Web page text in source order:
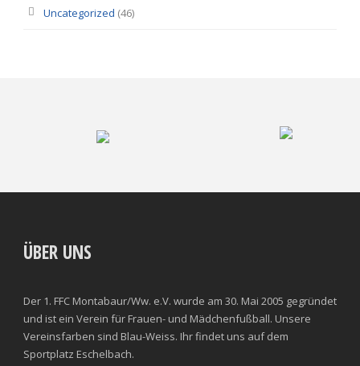
Uncategorized (46)
ÜBER UNS
Der 1. FFC Montabaur/Ww. e.V. wurde am 30. Mai 2005 gegründet
und ist ein Verein für Frauen- und Mädchenfußball. Unsere
Vereinsfarben sind Blau-Weiss. Ihr findet uns auf dem
Sportplatz Eschelbach.